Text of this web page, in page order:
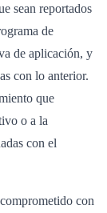
sean reportados
de
de aplicación, y
con lo anterior.
que
o a la
con el
con